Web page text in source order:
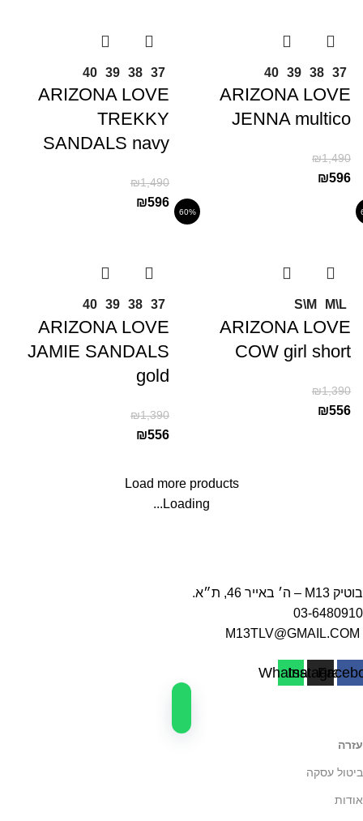
37
38
39
40
ARIZONA LOVE
JENNA multico
₪1,490
₪596
37
38
39
40
ARIZONA LOVE
TREKKY
SANDALS navy
₪1,490
₪596
M\L
S\M
ARIZONA LOVE
COW girl short
₪1,390
₪556
60%
37
38
39
40
ARIZONA LOVE
JAMIE SANDALS
gold
₪1,390
₪556
Load more products
Loading...
בוטיק M13 – ה׳ באייר 46, ת״א.
03-6480910
Instagram
Whatsapp
עזרה
ביטול עסקה
אודות